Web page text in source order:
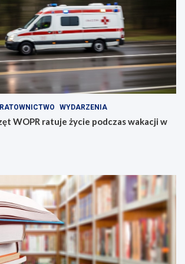
RATOWNICTWO WYDARZENIA
WOPR ratuje życie podczas wakacji w